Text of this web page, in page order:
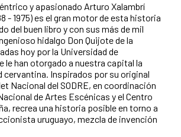
y apasionado Arturo Xalambrí
- 1975) es el gran motor de esta historia
del buen libro y con sus más de mil
hidalgo Don Quijote de la
hoy por la Universidad de
le han otorgado a nuestra capital la
cervantina. Inspirados por su original
Nacional del SODRE, en coordinación
de Artes Escénicas y el Centro
recrea una historia posible en torno a
uruguayo, mezcla de invención